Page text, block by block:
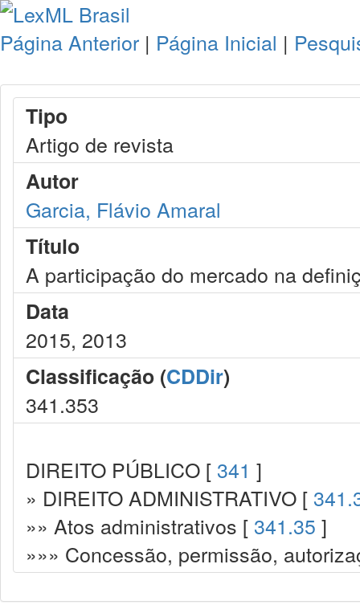
Página Anterior | Página Inicial |
Tipo
Artigo de revista
Autor
Garcia, Flávio Amaral
Título
A participação do mercado na
Data
2015, 2013
Classificação (CDDir)
341.353
DIREITO PÚBLICO [ 341 ]
» DIREITO ADMINISTRATIVO [
»» Atos administrativos [ 341.35 ]
»»» Concessão, permissão,